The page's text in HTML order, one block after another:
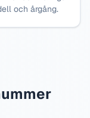
och årgång.